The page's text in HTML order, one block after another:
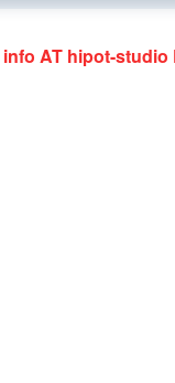
info AT hipot-studio